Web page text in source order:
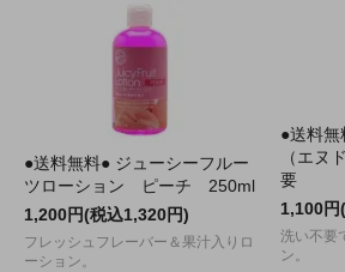
●送料無料● ジューシーフルー
ツローション ピーチ 250ml
1,200円(税込1,320円)
フレッシュフレーバー＆果汁入りロ
ーション。
●送料無
（エヌ
要
1,100円
洗い不要
ン。